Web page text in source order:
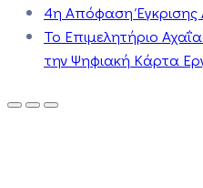
4η Απόφαση Έγκρισης
Το Επιμελητήριο
την Ψηφιακή Κάρτα